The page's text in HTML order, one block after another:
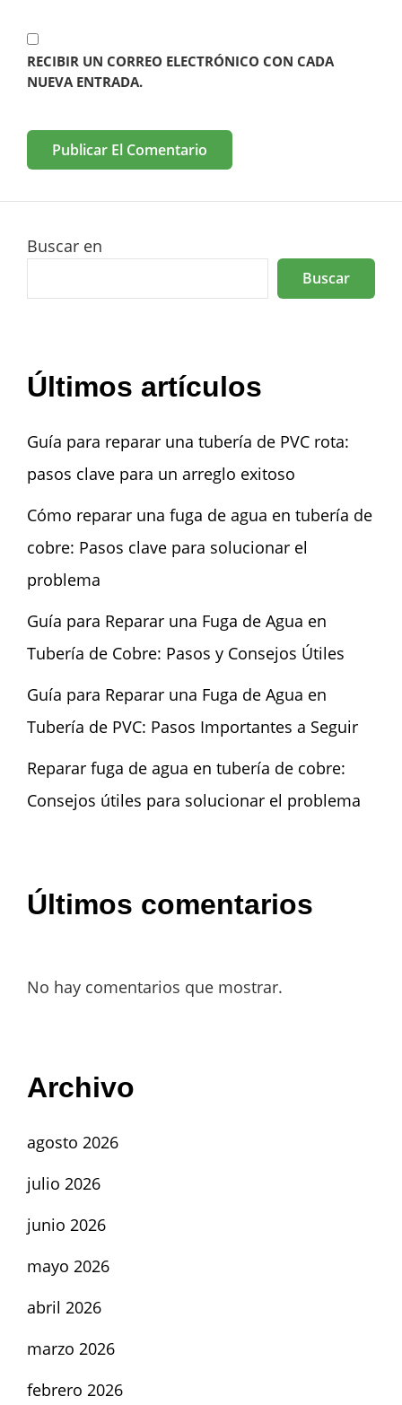
RECIBIR UN CORREO ELECTRÓNICO CON CADA
NUEVA ENTRADA.
Buscar en
Buscar
Últimos artículos
Guía para reparar una tubería de PVC rota:
pasos clave para un arreglo exitoso
Cómo reparar una fuga de agua en tubería de
cobre: Pasos clave para solucionar el
problema
Guía para Reparar una Fuga de Agua en
Tubería de Cobre: Pasos y Consejos Útiles
Guía para Reparar una Fuga de Agua en
Tubería de PVC: Pasos Importantes a Seguir
Reparar fuga de agua en tubería de cobre:
Consejos útiles para solucionar el problema
Últimos comentarios
No hay comentarios que mostrar.
Archivo
agosto 2026
julio 2026
junio 2026
mayo 2026
abril 2026
marzo 2026
febrero 2026